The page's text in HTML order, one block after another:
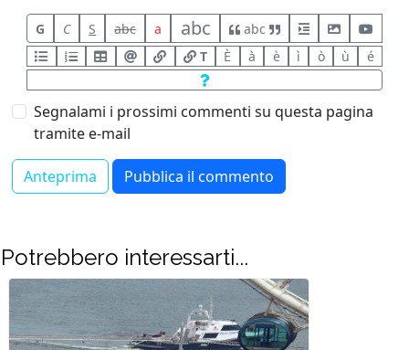
G C S abc a abc
abc
T
È à è ì ò ù é
Segnalami i prossimi commenti su questa pagina
tramite e-mail
Potrebbero interessarti...